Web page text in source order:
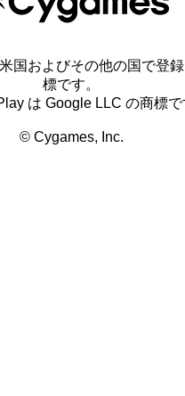
国およびその他の国で登
標です。
は Google LLC の商標で
© Cygames, Inc.